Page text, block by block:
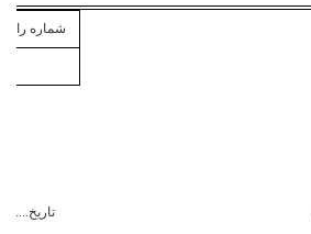
شماره رایانه